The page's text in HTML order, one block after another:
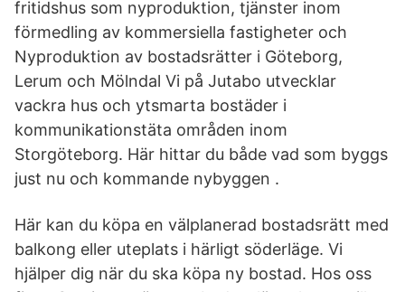
fritidshus som nyproduktion, tjänster inom
förmedling av kommersiella fastigheter och
Nyproduktion av bostadsrätter i Göteborg,
Lerum och Mölndal Vi på Jutabo utvecklar
vackra hus och ytsmarta bostäder i
kommunikationstäta områden inom
Storgöteborg. Här hittar du både vad som byggs
just nu och kommande nybyggen .
Här kan du köpa en välplanerad bostadsrätt med
balkong eller uteplats i härligt söderläge. Vi
hjälper dig när du ska köpa ny bostad. Hos oss